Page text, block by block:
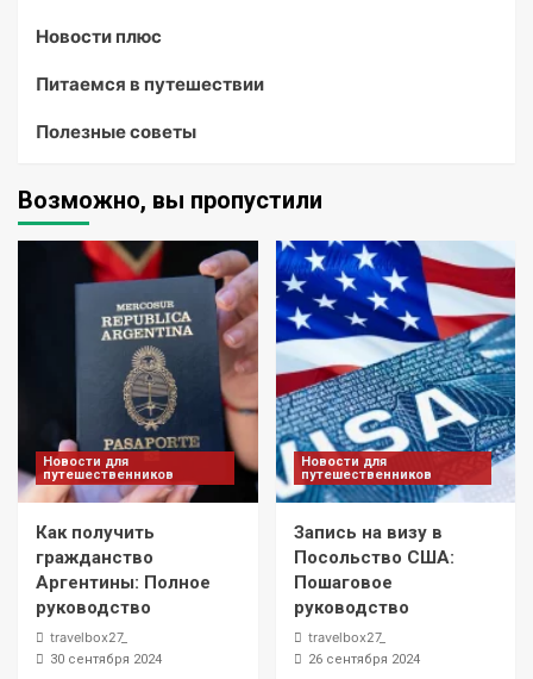
Новости плюс
Питаемся в путешествии
Полезные советы
Возможно, вы пропустили
Новости для
путешественников
Как получить
гражданство
Аргентины: Полное
руководство
travelbox27_
30 сентября 2024
Новости для
путешественников
Запись на визу в
Посольство США:
Пошаговое
руководство
travelbox27_
26 сентября 2024